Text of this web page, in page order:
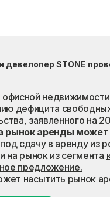
девелопер STONE
дефицита
заявленного
рынок аренды
сдачу в аренду из
рынок из сегмента
предложение.
насытить рынок